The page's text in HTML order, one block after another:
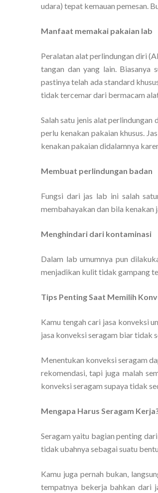
udara) tepat kemauan pemesan.
Manfaat memakai pakaian lab
Peralatan alat perlindungan diri
tangan dan yang lain. Biasanya
pastinya telah ada standard
tidak tercemar dari bermacam
Salah satu jenis alat perlindungan
perlu kenakan pakaian khusus.
kenakan pakaian didalamnya
Membuat perlindungan badan
Fungsi dari jas lab ini salah
membahayakan dan bila
Menghindari dari kontaminasi
Dalam lab umumnya pun
menjadikan kulit tidak gampang
Tips Penting Saat Memilih
Kamu tengah cari jasa konveksi
jasa konveksi seragam biar tidak
Menentukan konveksi seragam
rekomendasi, tapi juga malah
konveksi seragam supaya tidak
Mengapa Harus Seragam
Seragam yaitu bagian penting
tidak ubahnya sebagai suatu
Kamu juga pernah bukan,
tempatnya bekerja bahkan dari